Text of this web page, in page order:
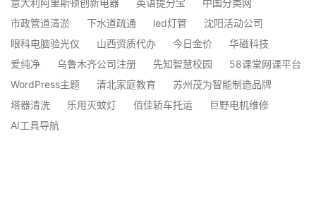
意大利阿里斯顿创新电器
英语提分宝
中国分类网
市政管道清淤
下水道疏通 led灯管
沈阳活动公司
眼科电脑验光仪
山西资质代办 今日金价
华磁科技
爱纯净
乌鲁木齐公司注册 先知智慧校园
58课堂网课平台
WordPress主题
清北家庭教育
苏州茂为智能制造品牌
塔器清洗
乐用灭蚊灯 佰佳轿车托运
巨野电机维修
AI工具导航